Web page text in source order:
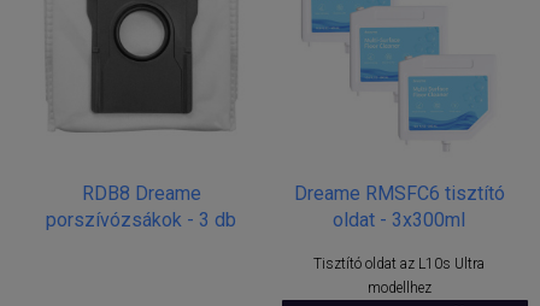
RDB8 Dreame
porszívózsákok - 3 db
Dreame RMSFC6 tisztító
oldat - 3x300ml
Tisztító oldat az L10s Ultra
modellhez